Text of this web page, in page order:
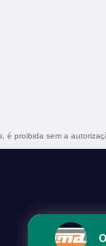
proibida sem a